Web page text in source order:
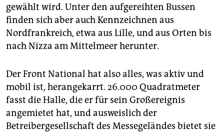
gewählt wird. Unter den aufgereihten Bussen
finden sich aber auch Kennzeichnen aus
Nordfrankreich, etwa aus Lille, und aus Orten bis
nach Nizza am Mittelmeer herunter.
Der Front National hat also alles, was aktiv und
mobil ist, her­angekarrt. 26.000 Quadratmeter
fasst die Halle, die er für sein Großereignis
angemietet hat, und ausweislich der
Betreibergesellschaft des Messegeländes bietet sie